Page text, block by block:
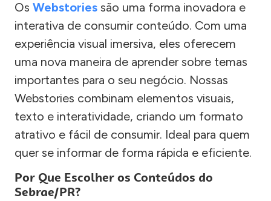
Os Webstories são uma forma inovadora e
interativa de consumir conteúdo. Com uma
experiência visual imersiva, eles oferecem
uma nova maneira de aprender sobre temas
importantes para o seu negócio. Nossas
Webstories combinam elementos visuais,
texto e interatividade, criando um formato
atrativo e fácil de consumir. Ideal para quem
quer se informar de forma rápida e eficiente.
Por Que Escolher os Conteúdos do
Sebrae/PR?